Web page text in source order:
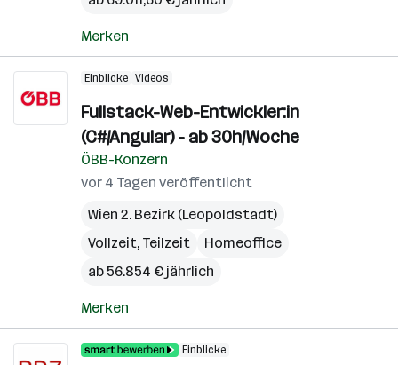
Merken
Einblicke Videos
Fullstack-Web-Entwickler:in
(C#/Angular) - ab 30h/Woche
ÖBB-Konzern
vor 4 Tagen veröffentlicht
Wien 2. Bezirk (Leopoldstadt)
Vollzeit, Teilzeit
Homeoffice
ab 56.854 € jährlich
Merken
Einblicke